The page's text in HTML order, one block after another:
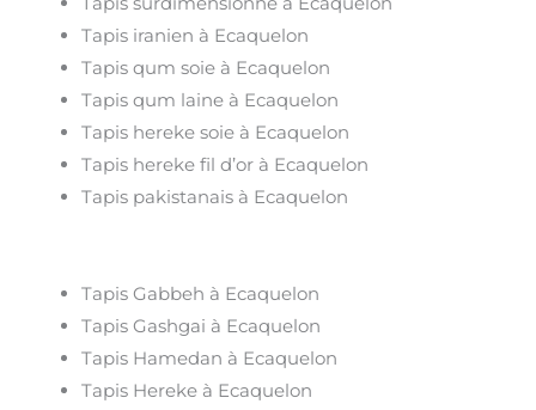
Tapis iranien à Ecaquelon
Tapis qum soie à Ecaquelon
Tapis qum laine à Ecaquelon
Tapis hereke soie à Ecaquelon
Tapis hereke fil d’or à Ecaquelon
Tapis pakistanais à Ecaquelon
Tapis Gabbeh à Ecaquelon
Tapis Gashgai à Ecaquelon
Tapis Hamedan à Ecaquelon
Tapis Hereke à Ecaquelon